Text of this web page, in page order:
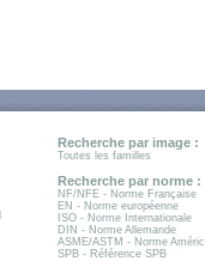
Recherche par image :
Toutes les familles
Recherche par norme :
NF/NFE - Norme Française
EN - Norme européenne
ISO - Norme Internationale
DIN - Norme Allemande
ASME/ASTM - Norme
SPB - Référence SPB